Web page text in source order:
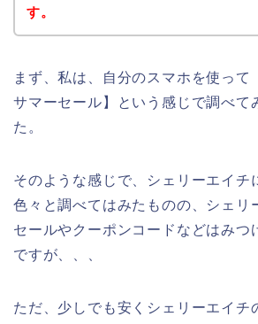
す。
まず、私は、自分のスマホを使って
サマーセール】という感じで調べて
た。
そのような感じで、シェリーエイチ
色々と調べてはみたものの、シェリ
セールやクーポンコードなどはみつ
ですが、、、
ただ、少しでも安くシェリーエイチ